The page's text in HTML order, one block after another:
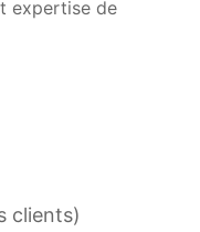
expertise de
clients)